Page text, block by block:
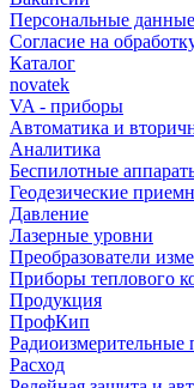
Персональные данные
Согласие на
Каталог
novatek
VA - приборы
Автоматика и
Аналитика
Беспилотные
Геодезические
Давление
Лазерные уровни
Преобразователи
Приборы теплового
Продукция
ПрофКип
Радиоизмерительные
Расход